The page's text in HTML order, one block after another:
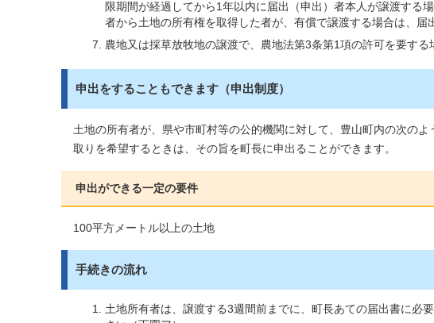
限期間が経過してから1年以内に届出（申出）者本人が譲渡する
者から土地の所有権を取得した者が、有償で譲渡する場合は、届
農地又は採草放牧地の譲渡で、農地法第3条第1項の許可を要する
申出をすることもできます（申出制度）
土地の所有者が、県や市町村等の公的機関に対して、豊山町内の次の
取りを希望するときは、その旨を町長に申出ることができます。
申出ができる一定の要件
100平方メートル以上の土地
手続きの流れ
土地所有者は、譲渡する3週間前までに、町長あての届出書に必